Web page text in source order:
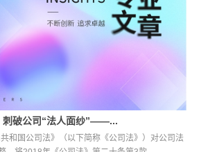
刺破公司“法人面纱”——...
和国公司法》（以下简称《公司法》）对公司法